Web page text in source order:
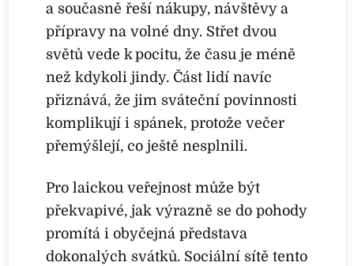
a současně řeší nákupy, návštěvy a
přípravy na volné dny. Střet dvou
světů vede k pocitu, že času je méně
než kdykoli jindy. Část lidí navíc
přiznává, že jim sváteční povinnosti
komplikují i spánek, protože večer
přemýšlejí, co ještě nesplnili.
Pro laickou veřejnost může být
překvapivé, jak výrazně se do pohody
promítá i obyčejná představa
dokonalých svátků. Sociální sítě tento